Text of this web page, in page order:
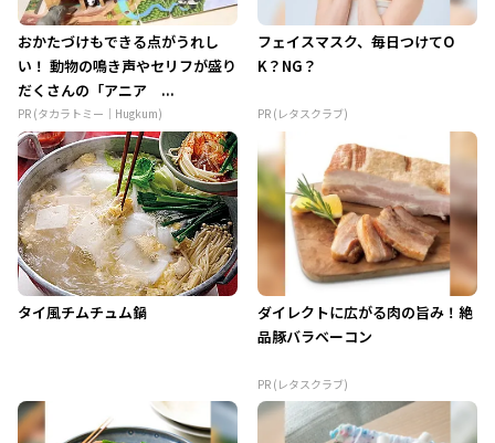
おかたづけもできる点がうれし
い！ 動物の鳴き声やセリフが盛り
だくさんの「アニア ...
PR (タカラトミー｜Hugkum)
フェイスマスク、毎日つけてO
K？NG？
PR (レタスクラブ)
タイ風チムチュム鍋
ダイレクトに広がる肉の旨み！絶
品豚バラベーコン
PR (レタスクラブ)